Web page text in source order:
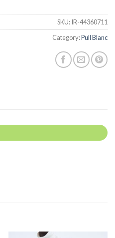
SKU:IR-44360711
Category:Pull Blanc